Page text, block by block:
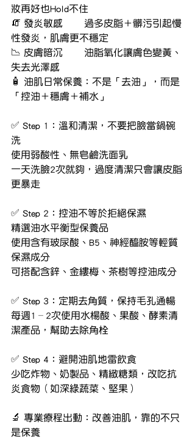
妝再好也Hold不住
🧯 發炎敏感	過多皮脂＋髒污引起慢
性發炎，肌膚更不穩定
📉 皮膚暗沉	油脂氧化讓膚色變黃、
失去光澤感
🧴 油肌日常保養：不是「去油」，而是
「控油＋穩膚＋補水」
✅ Step 1：溫和清潔，不要把臉當鍋碗
洗
使用弱酸性、無皂鹼洗面乳
一天洗臉2次就夠，過度清潔只會讓皮脂
更暴走
✅ Step 2：控油不等於拒絕保濕
精選油水平衡型保養品
使用含有玻尿酸、B5、神經醯胺等輕質
保濕成分
可搭配含鋅、金縷梅、茶樹等控油成分
✅ Step 3：定期去角質，保持毛孔通暢
每週1–2次使用水楊酸、果酸、酵素清
潔產品，幫助去除角栓
✅ Step 4：避開油肌地雷飲食
少吃炸物、奶製品、精緻糖類，改吃抗
炎食物（如深綠蔬菜、堅果）
🔬 專業療程出動：改善油肌，靠的不只
是保養